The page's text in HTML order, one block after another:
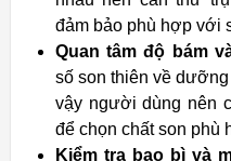
đảm bảo phù hợp với
Quan tâm độ bám
số son thiên về
vậy người dùng nên
để chọn chất son phù
Kiểm tra bao bì và